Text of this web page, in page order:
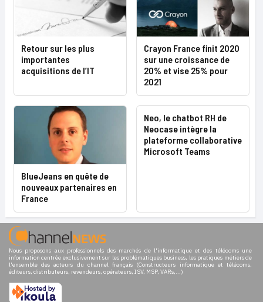
Retour sur les plus
importantes
acquisitions de l’IT
Crayon France finit 2020
sur une croissance de
20% et vise 25% pour
2021
BlueJeans en quête de
nouveaux partenaires en
France
Neo, le chatbot RH de
Neocase intègre la
plateforme collaborative
Microsoft Teams
Nous proposons aux professionnels des marchés de l'informatique et des télécoms une
information centrée exclusivement sur les problématiques business, les pratiques métiers de
l'ensemble des acteurs du channel français (Constructeurs informatique et télécoms,
éditeurs, distributeurs, revendeurs, opérateurs, ISV, MSP, VARs,...)